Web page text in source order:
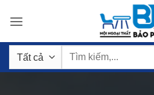
qua
dung
Tìm